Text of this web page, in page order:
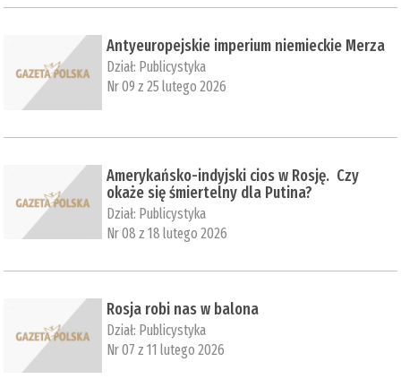
Antyeuropejskie imperium niemieckie Merza
Dział: Publicystyka
Nr 09 z 25 lutego 2026
Amerykańsko-indyjski cios w Rosję. Czy
okaże się śmiertelny dla Putina?
Dział: Publicystyka
Nr 08 z 18 lutego 2026
Rosja robi nas w balona
Dział: Publicystyka
Nr 07 z 11 lutego 2026